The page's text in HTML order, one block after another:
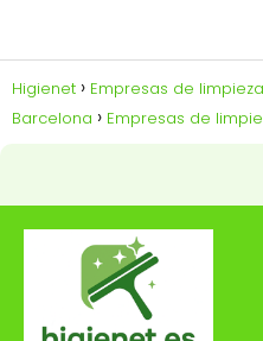
Higienet
Empresas de
Barcelona
Empresas de